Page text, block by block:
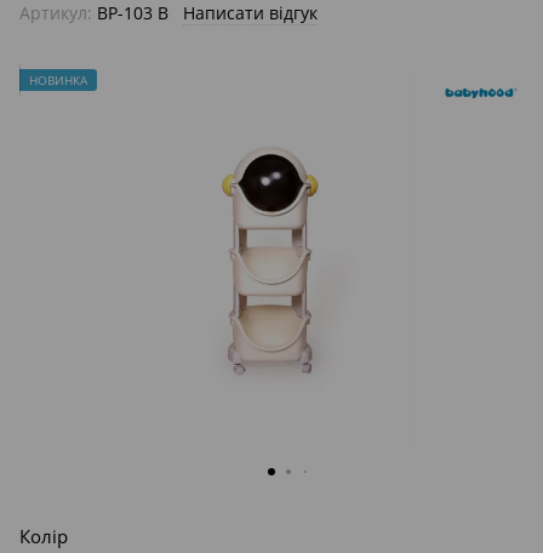
Артикул: BP-103 B Написати відгук
НОВИНКА
Колір